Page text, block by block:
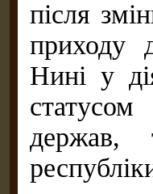
після
приходу
Нині у
держав,